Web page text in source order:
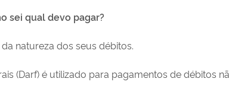
sei qual devo pagar?
natureza dos seus débitos.
(Darf) é utilizado para pagamentos de débitos